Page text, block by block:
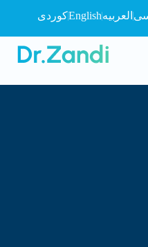
العربیهEnglishکوردی